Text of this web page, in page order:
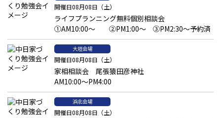
開催日08月08日（土）
ライフプランニング無料個別相談会
①AM10:00～ ②PM1:00～ ③PM2:30～予約済
大垣会場
開催日08月08日（土）
家相相談会 尾張猿田彦神社
AM10:00～PM4:00
浜北会場
開催日08月08日（土）